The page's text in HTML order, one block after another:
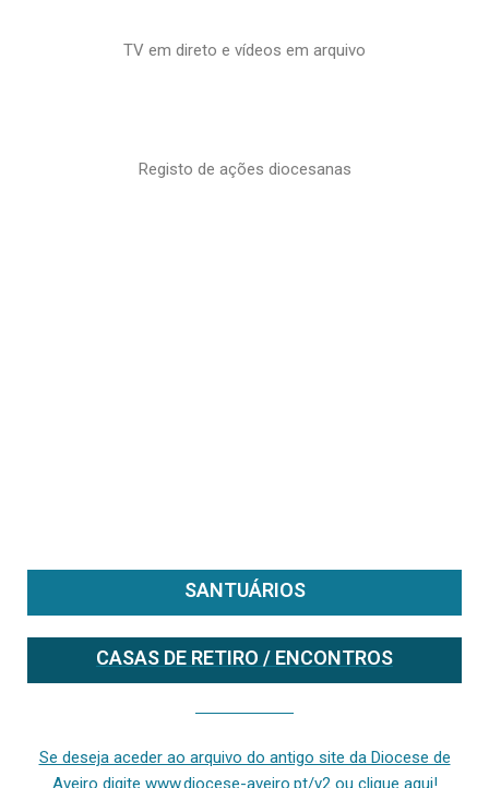
TV em direto e vídeos em arquivo
Registo de ações diocesanas
SANTUÁRIOS
CASAS DE RETIRO / ENCONTROS
Se deseja aceder ao arquivo do antigo site da Diocese de
Aveiro digite www.diocese-aveiro.pt/v2 ou clique aqui!